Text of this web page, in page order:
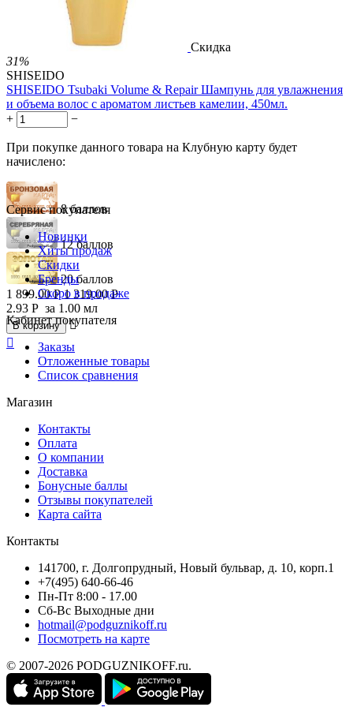
Скидка
31%
SHISEIDO
SHISEIDO Tsubaki Volume & Repair Шампунь для увлажнения
и объема волос с ароматом листьев камелии, 450мл.
+
−
При покупке данного товара на Клубную карту будет
начислено:
8 баллов
12 баллов
20 баллов
1 899.00 Р 1 319.00 Р
2.93 Р за 1.00 мл
В корзину


Сервис покупателя
Новинки
Хиты продаж
Скидки
Бренды
Скоро в продаже
Кабинет покупателя
Заказы
Отложенные товары
Список сравнения
Магазин
Контакты
Оплата
О компании
Доставка
Бонусные баллы
Отзывы покупателей
Карта сайта
Контакты
141700, г. Долгопрудный, Новый бульвар, д. 10, корп.1
+7(495) 640-66-46
Пн-Пт 8:00 - 17.00
Сб-Вс Выходные дни
hotmail@podguznikoff.ru
Посмотреть на карте
© 2007-2026 PODGUZNIKOFF.ru.